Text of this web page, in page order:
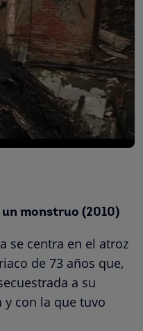
monstruo (2010)
se centra en el atroz
de 73 años que,
a su
y con la que tuvo